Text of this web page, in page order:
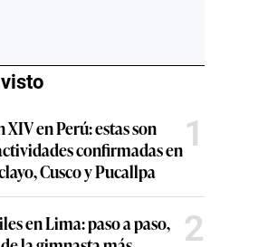
XIV en Perú: estas son
confirmadas en
Cusco y Pucallpa
1
en Lima: paso a paso,
2